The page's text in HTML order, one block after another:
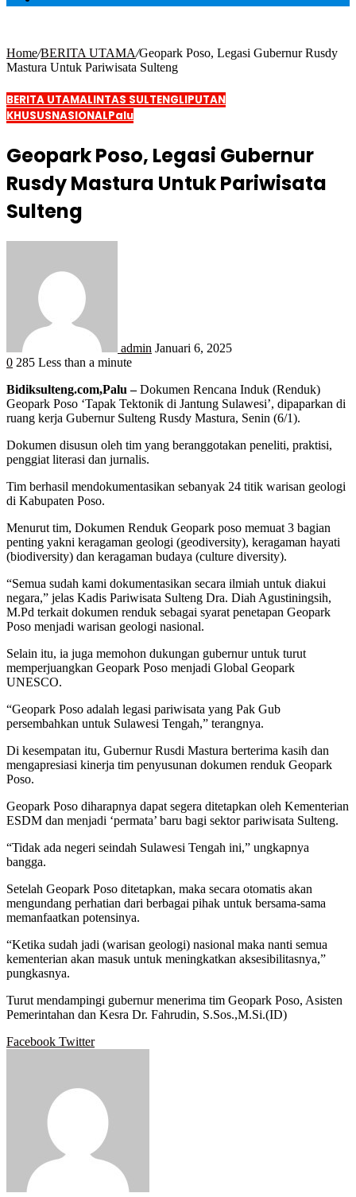
Home/BERITA UTAMA/Geopark Poso, Legasi Gubernur Rusdy
Mastura Untuk Pariwisata Sulteng
BERITA UTAMALINTAS SULTENGLIPUTAN
KHUSUSNASIONALPalu
Geopark Poso, Legasi Gubernur
Rusdy Mastura Untuk Pariwisata
Sulteng
admin Januari 6, 2025
0 285 Less than a minute
Bidiksulteng.com,Palu –Dokumen Rencana Induk (Renduk)
Geopark Poso ‘Tapak Tektonik di Jantung Sulawesi’, dipaparkan di
ruang kerja Gubernur Sulteng Rusdy Mastura, Senin (6/1).
Dokumen disusun oleh tim yang beranggotakan peneliti, praktisi,
penggiat literasi dan jurnalis.
Tim berhasil mendokumentasikan sebanyak 24 titik warisan geologi
di Kabupaten Poso.
Menurut tim, Dokumen Renduk Geopark poso memuat 3 bagian
penting yakni keragaman geologi (geodiversity), keragaman hayati
(biodiversity) dan keragaman budaya (culture diversity).
“Semua sudah kami dokumentasikan secara ilmiah untuk diakui
negara,” jelas Kadis Pariwisata Sulteng Dra. Diah Agustiningsih,
M.Pd terkait dokumen renduk sebagai syarat penetapan Geopark
Poso menjadi warisan geologi nasional.
Selain itu, ia juga memohon dukungan gubernur untuk turut
memperjuangkan Geopark Poso menjadi Global Geopark
UNESCO.
“Geopark Poso adalah legasi pariwisata yang Pak Gub
persembahkan untuk Sulawesi Tengah,” terangnya.
Di kesempatan itu, Gubernur Rusdi Mastura berterima kasih dan
mengapresiasi kinerja tim penyusunan dokumen renduk Geopark
Poso.
Geopark Poso diharapnya dapat segera ditetapkan oleh Kementerian
ESDM dan menjadi ‘permata’ baru bagi sektor pariwisata Sulteng.
“Tidak ada negeri seindah Sulawesi Tengah ini,” ungkapnya
bangga.
Setelah Geopark Poso ditetapkan, maka secara otomatis akan
mengundang perhatian dari berbagai pihak untuk bersama-sama
memanfaatkan potensinya.
“Ketika sudah jadi (warisan geologi) nasional maka nanti semua
kementerian akan masuk untuk meningkatkan aksesibilitasnya,”
pungkasnya.
Turut mendampingi gubernur menerima tim Geopark Poso, Asisten
Pemerintahan dan Kesra Dr. Fahrudin, S.Sos.,M.Si.(ID)
Facebook TwitterGoogle+
LinkedIn
StumbleUpon
Tumblr
Pinterest
Reddit
VKontakte
WhatsApp
Telegram
Viber
Share
Print